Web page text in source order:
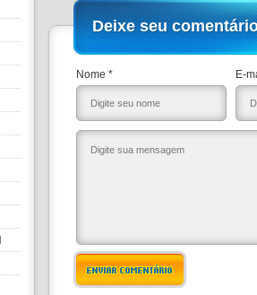
Deixe seu
Nome * E-
ENVIAR COMENTÁRIO